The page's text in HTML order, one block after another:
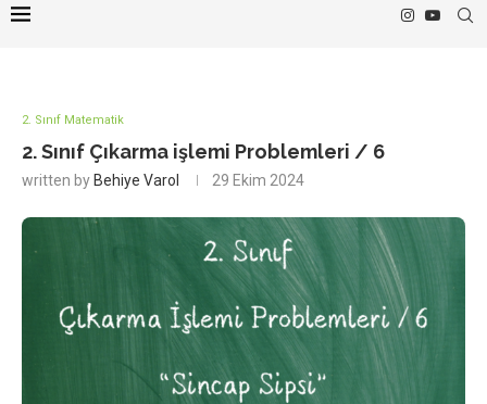
2. Sınıf Matematik
2. Sınıf Çıkarma işlemi Problemleri / 6
written by Behiye Varol 29 Ekim 2024